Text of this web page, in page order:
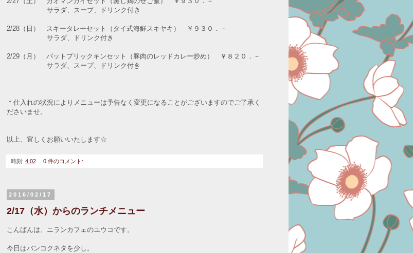
サラダ、スープ、ドリンク付き
2/28（日） スキータレーセット（タイ式海鮮スキヤキ） ￥９３０．－
サラダ、ドリンク付き
2/29（月） パットプリックキンセット（豚肉のレッドカレー炒め） ￥８２０．－
サラダ、スープ、ドリンク付き
＊仕入れの状況によりメニューは予告なく変更になることがございますのでご了承く
ださいませ。
以上、宜しくお願いいたします☆
時刻: 4:02 0 件のコメント:
2016/02/17
2/17（水）からのランチメニュー
こんばんは、ニランカフェのユウコです。
今日はバンコクネタを少し。